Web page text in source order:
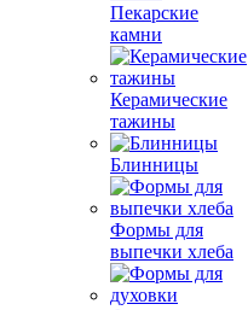
Пекарские
камни
Керамические
тажины
Блинницы
Формы для
выпечки хлеба